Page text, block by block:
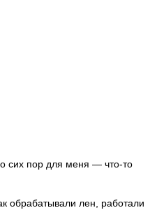
сих пор для меня — что-то
обрабатывали лен, работали